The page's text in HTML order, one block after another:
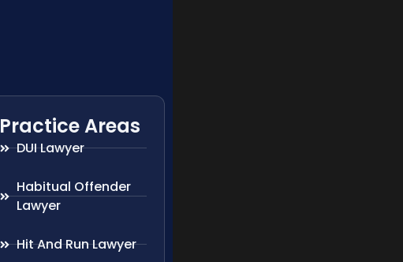
Practice Areas
DUI Lawyer
Habitual Offender
Lawyer
Hit And Run Lawyer